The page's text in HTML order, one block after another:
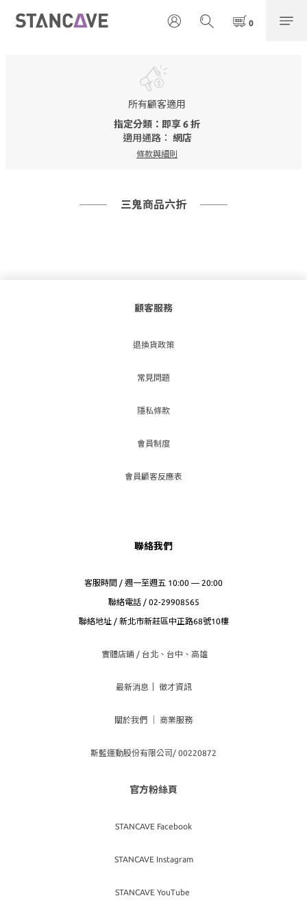
所有顧客適用
指定分類：即享 6 折
適用通路： 網店
條款與細則
三鬼商品六折
顧客服務
退換貨政策
常見問題
隱私條款
會員制度
會員顧客反應表
聯絡我們
客服時間 / 週一至週五 10:00 — 20:00
聯絡電話 / 02-29908565
聯絡地址 / 新北市新莊區中正路68號10樓
實體店鋪 / 台北、台中、高雄
最新消息 徵才資訊
關於我們 商業服務
斯藍運動股份有限公司/ 00220872
官方粉絲頁
STANCAVE Facebook
STANCAVE Instagram
STANCAVE YouTube